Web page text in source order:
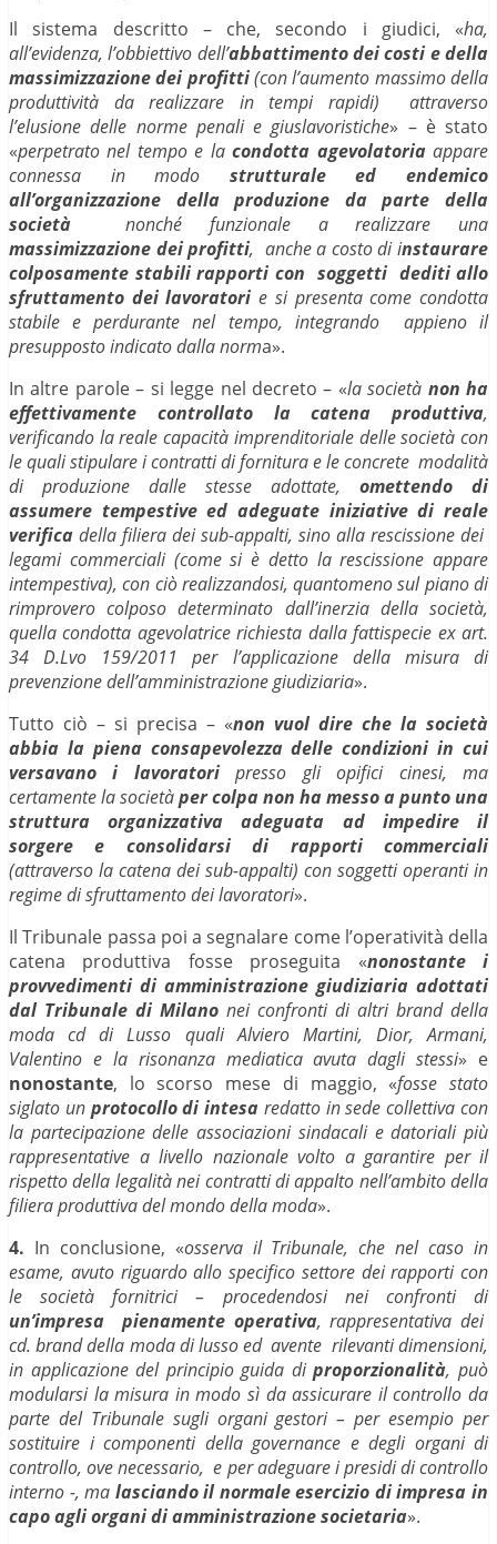
Il sistema descritto – che, secondo i giudici, «ha,
all’evidenza, l’obbiettivo dell’abbattimento dei costi e della
massimizzazione dei profitti(con l’aumento massimo della
produttività da realizzare in tempi rapidi) attraverso
l’elusione delle norme penali e giuslavoristiche» – è stato
«perpetrato nel tempo e lacondotta agevolatoriaappare
connessa in modo strutturale ed endemico
all’organizzazione della produzione da parte della
società
nonché funzionale a realizzare una
massimizzazione dei profitti, anche a costo di instaurare
colposamente stabili rapporti con soggetti dediti allo
sfruttamento dei lavoratori e si presenta come condotta
stabile e perdurante nel tempo, integrando appieno il
presupposto indicato dalla norma».
In altre parole – si legge nel decreto – «la società non ha
effettivamente controllato la catena produttiva,
verificando la reale capacità imprenditoriale delle società con
le quali stipulare i contratti di fornitura e le concrete modalità
di produzione dalle stesse adottate, omettendo di
assumere tempestive ed adeguate iniziative di reale
verifica della filiera dei sub-appalti, sino alla rescissione dei
legami commerciali (come si è detto la rescissione appare
intempestiva), con ciò realizzandosi, quantomeno sul piano di
rimprovero colposo determinato dall’inerzia della società,
quella condotta agevolatrice richiesta dalla fattispecie ex art.
34 D.Lvo 159/2011 per l’applicazione della misura di
prevenzione dell’amministrazione giudiziaria».
Tutto ciò – si precisa – «non vuol dire che la società
abbia la piena consapevolezza delle condizioni in cui
versavano i lavoratoripresso gli opifici cinesi, ma
certamente la societàper colpa non ha messo a punto una
struttura organizzativa adeguata ad impedire il
sorgere e consolidarsi di rapporti commerciali
(attraverso la catena dei sub-appalti) con soggetti operanti in
regime di sfruttamento dei lavoratori».
Il Tribunale passa poi a segnalare come l’operatività della
catena produttiva fosse proseguita «nonostante i
provvedimenti di amministrazione giudiziaria adottati
dal Tribunale di Milano nei confronti di altri brand della
moda cd di Lusso quali Alviero Martini, Dior, Armani,
Valentino e la risonanza mediatica avuta dagli stessi» e
nonostante, lo scorso mese di maggio, «fosse stato
siglato un protocollo di intesa redatto in sede collettiva con
la partecipazione delle associazioni sindacali e datoriali più
rappresentative a livello nazionale volto a garantire per il
rispetto della legalità nei contratti di appalto nell’ambito della
filiera produttiva del mondo della moda».
4. In conclusione, «osserva il Tribunale, che nel caso in
esame, avuto riguardo allo specifico settore dei rapporti con
le società fornitrici – procedendosi nei confronti di
un’impresa pienamente operativa, rappresentativa dei
cd. brand della moda di lusso ed avente rilevanti dimensioni,
in applicazione del principio guida diproporzionalità, può
modularsi la misura in modo sì da assicurare il controllo da
parte del Tribunale sugli organi gestori – per esempio per
sostituire i componenti della governance e degli organi di
controllo, ove necessario, e per adeguare i presidi di controllo
interno -, ma lasciando il normale esercizio di impresa in
capo agli organi di amministrazione societaria».